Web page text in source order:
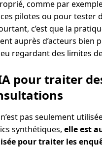
comme par
pilotes ou pour tester
c’est que la
auprès d’acteurs bien
regardant des limites
pour traiter
n’est pas seulement
synthétiques, elle est
pour traiter les